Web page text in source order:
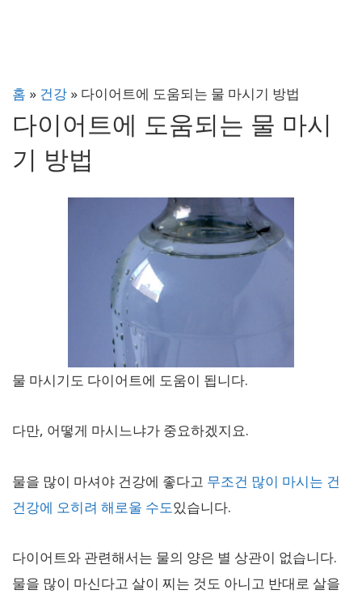
홈 » 건강 » 다이어트에 도움되는 물 마시기 방법
다이어트에 도움되는 물 마시
기 방법
물 마시기도 다이어트에 도움이 됩니다.
다만, 어떻게 마시느냐가 중요하겠지요.
물을 많이 마셔야 건강에 좋다고 무조건 많이 마시는 건
건강에 오히려 해로울 수도있습니다.
다이어트와 관련해서는 물의 양은 별 상관이 없습니다.
물을 많이 마신다고 살이 찌는 것도 아니고 반대로 살을